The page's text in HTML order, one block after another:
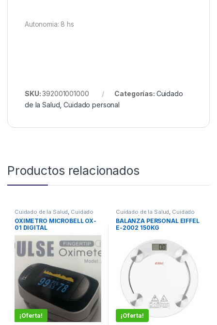
Autonomia: 8 hs
SKU:392001001000 Categorías: Cuidado
de la Salud ,Cuidado personal
Productos relacionados
Cuidado de la Salud, Cuidado
personal
OXIMETRO MICROBELL OX-
01 DIGITAL
¡Oferta!
Cuidado de la Salud, Cuidado
personal
BALANZA PERSONAL EIFFEL
E-2002 150KG
¡Oferta!